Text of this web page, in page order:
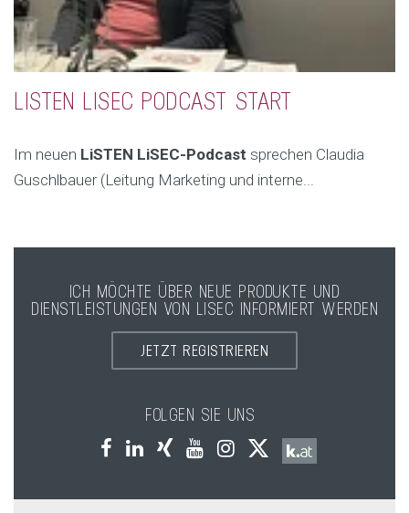
LISTEN LISEC PODCAST START
Im neuen LiSTEN LiSEC-Podcast sprechen Claudia
Guschlbauer (Leitung Marketing und interne...
ICH MÖCHTE ÜBER NEUE PRODUKTE UND
DIENSTLEISTUNGEN VON LISEC INFORMIERT WERDEN
JETZT REGISTRIEREN
FOLGEN SIE UNS